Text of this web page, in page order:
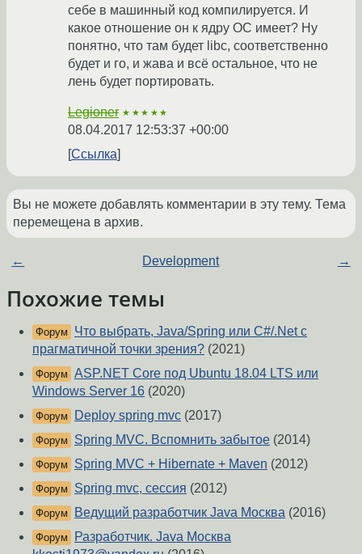
себе в машинный код компилируется. И
какое отношение он к ядру ОС имеет? Ну
понятно, что там будет libc, соответственно
будет и го, и жава и всё остальное, что не
лень будет портировать.
Legioner ★★★★★
08.04.2017 12:53:37 +00:00
Ссылка
Вы не можете добавлять комментарии в эту тему. Тема
перемещена в архив.
← Development →
Похожие темы
Форум
Что выбрать, Java/Spring или C#/.Net с
прагматичной точки зрения? (2021)
Форум ASP.NET Core под Ubuntu 18.04 LTS или
Windows Server 16 (2020)
Форум Deploy spring mvc (2017)
Форум Spring MVC. Вспомнить забытое (2014)
Форум Spring MVC + Hibernate + Maven (2012)
Форум Spring mvc, сессия (2012)
Форум Ведущий разработчик Java Москва (2016)
Форум
Разработчик. Java Москва